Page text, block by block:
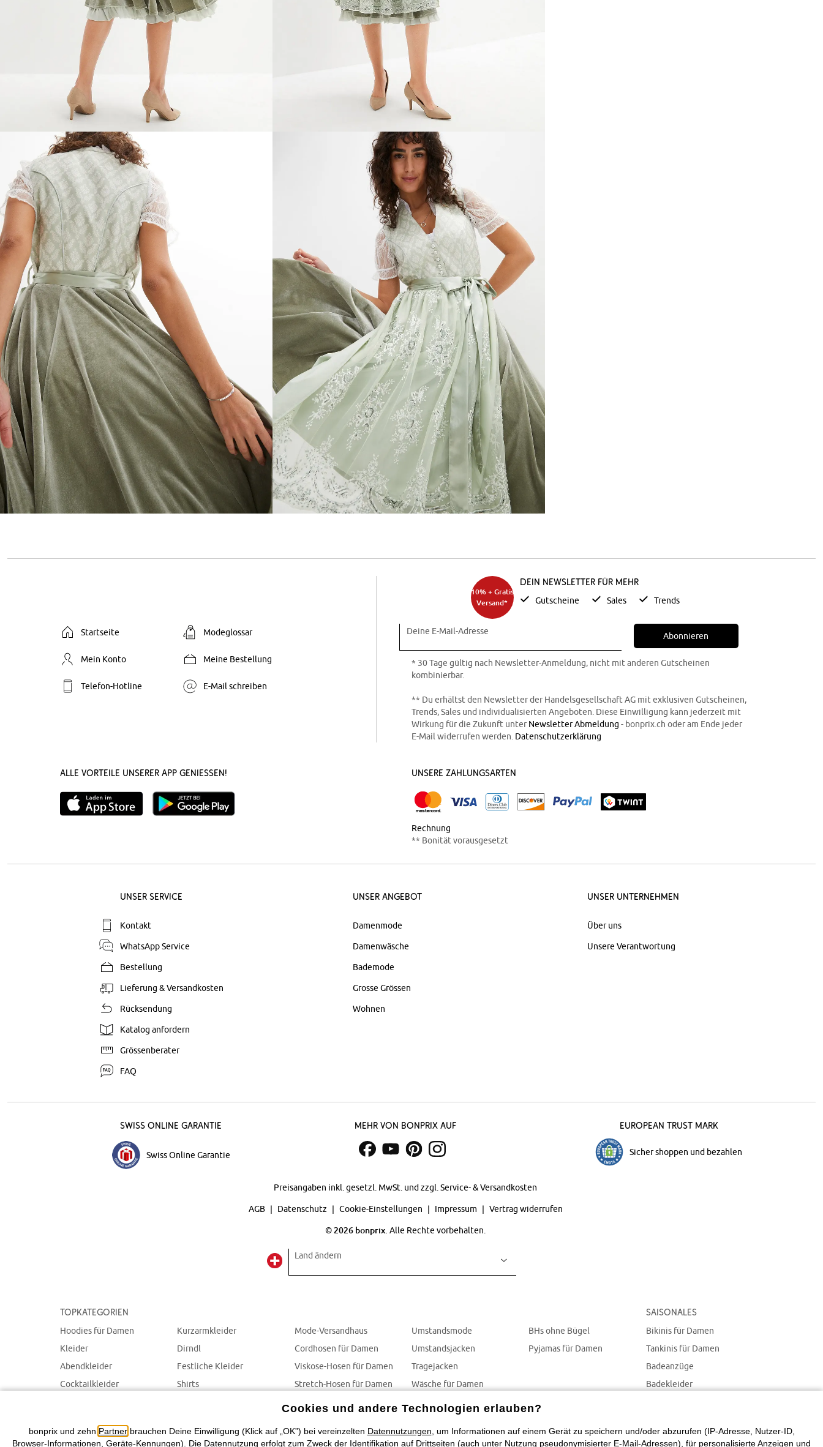
Startseite Modeglossar
Mein Konto Meine Bestellung
Telefon-Hotline E-Mail schreiben
10% + Gratis
Versand*
Dein Newsletter für mehr
Gutscheine Sales Trends
Deine E-Mail-Adresse Abonnieren
* 30 Tage gültig nach Newsletter-Anmeldung, nicht mit anderen Gutscheinen
kombinierbar.
** Du erhältst den Newsletter der Handelsgesellschaft AG mit exklusiven Gutscheinen,
Trends, Sales und individualisierten Angeboten. Diese Einwilligung kann jederzeit mit
Wirkung für die Zukunft unterNewsletter Abmeldung - bonprix.ch oder am Ende jeder
E-Mail widerrufen werden. Datenschutzerklärung
Alle Vorteile unserer App genießen! Unsere Zahlungsarten
Rechnung
** Bonität vorausgesetzt
Unser Service
Kontakt
WhatsApp Service
Bestellung
Lieferung & Versandkosten
Rücksendung
Katalog anfordern
Grössenberater
FAQ
Unser Angebot
Damenmode
Damenwäsche
Bademode
Grosse Grössen
Wohnen
Unser Unternehmen
Über uns
Unsere Verantwortung
Swiss Online Garantie
Swiss Online Garantie
Mehr von bonprix auf European Trust Mark
Sicher shoppen und bezahlen
Preisangaben inkl. gesetzl. MwSt. und zzgl. Service- & Versandkosten
AGB Datenschutz Cookie-Einstellungen Impressum Vertrag widerrufen
© 2026 bonprix. Alle Rechte vorbehalten.
Land ändern
Topkategorien Saisonales
Hoodies für Damen
Kleider
Abendkleider
Cocktailkleider
Kurzarmkleider
Dirndl
Festliche Kleider
Shirts
Mode-Versandhaus
Cordhosen für Damen
Viskose-Hosen für Damen
Stretch-Hosen für Damen
Umstandsmode
Umstandsjacken
Tragejacken
Wäsche für Damen
BHs ohne Bügel
Pyjamas für Damen
Bikinis für Damen
Tankinis für Damen
Badeanzüge
Badekleider
Sommerkleider
Cookies und andere Technologien erlauben?
bonprix und zehn Partnerbrauchen Deine Einwilligung (Klick auf „OK”) bei vereinzelten Datennutzungen , um Informationen auf einem Gerät zu speichern und/oder abzurufen (IP-Adresse, Nutzer-ID,
Browser-Informationen, Geräte-Kennungen). Die Datennutzung erfolgt zum Zweck der Identifikation auf Drittseiten (auch unter Nutzung pseudonymisierter E-Mail-Adressen), für personalisierte Anzeigen und